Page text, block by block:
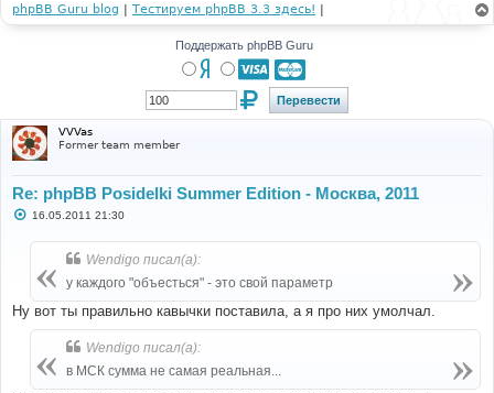
phpBB Guru blog | Тестируем phpBB 3.3 здесь! |
Поддержать phpBB Guru
VVVas
Former team member
Re: phpBB Posidelki Summer Edition - Москва, 2011
С
и
16.05.2011 21:30
Wendigo писал(а):
у каждого "объесться" - это свой параметр
Ну вот ты правильно кавычки поставила, а я про них умолчал.
Wendigo писал(а):
в МСК сумма не самая реальная...